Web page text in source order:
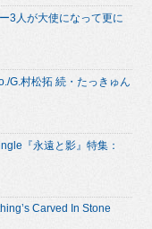
3人が大使になって更に
G.村松拓 続・たっきゅん
『永遠と影』特集：
Carved In Stone